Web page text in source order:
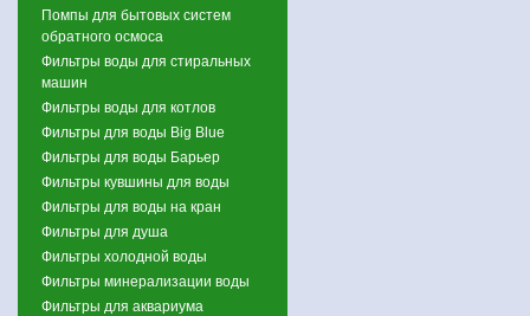
Помпы для бытовых систем
обратного осмоса
Фильтры воды для стиральных
машин
Фильтры воды для котлов
Фильтры для воды Big Blue
Фильтры для воды Барьер
Фильтры кувшины для воды
Фильтры для воды на кран
Фильтры для душа
Фильтры холодной воды
Фильтры минерализации воды
Фильтры для аквариума